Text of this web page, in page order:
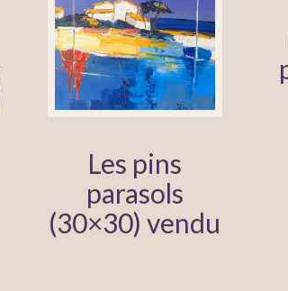
Les pins
parasols
(30×30) vendu